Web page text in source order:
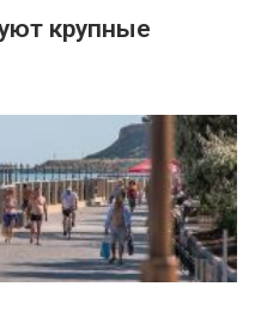
крупные